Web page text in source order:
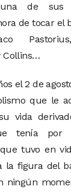
de sus
de tocar el
Collins…
el 2 de
que le
vida
tenía por
tuvo en
la figura del
ningún